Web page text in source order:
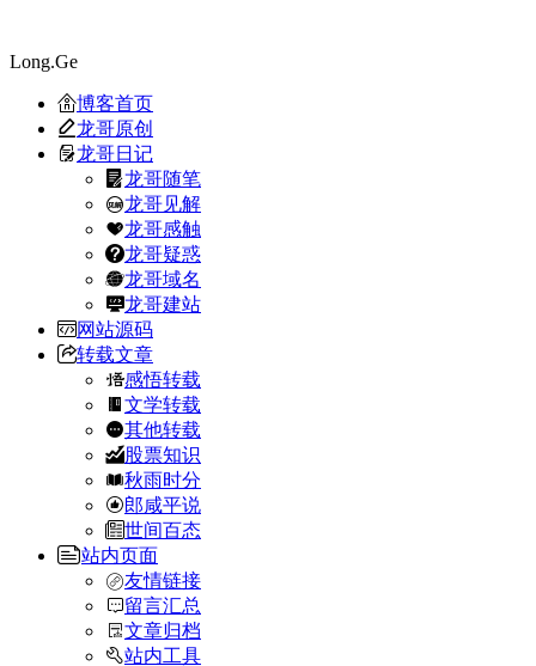
Long.Ge
博客首页
龙哥原创
龙哥日记
龙哥随笔
龙哥见解
龙哥感触
龙哥疑惑
龙哥域名
龙哥建站
网站源码
转载文章
感悟转载
文学转载
其他转载
股票知识
秋雨时分
郎咸平说
世间百态
站内页面
友情链接
留言汇总
文章归档
站内工具